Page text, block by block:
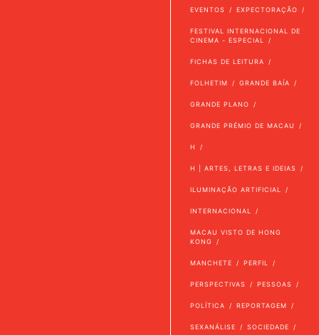
EVENTOS EXPECTORAÇÃO
FESTIVAL INTERNACIONAL DE
CINEMA - ESPECIAL
FICHAS DE LEITURA
FOLHETIM GRANDE BAÍA
GRANDE PLANO
GRANDE PRÉMIO DE MACAU
H
H | ARTES, LETRAS E IDEIAS
ILUMINAÇÃO ARTIFICIAL
INTERNACIONAL
MACAU VISTO DE HONG
KONG
MANCHETE PERFIL
PERSPECTIVAS PESSOAS
POLÍTICA REPORTAGEM
SEXANÁLISE SOCIEDADE